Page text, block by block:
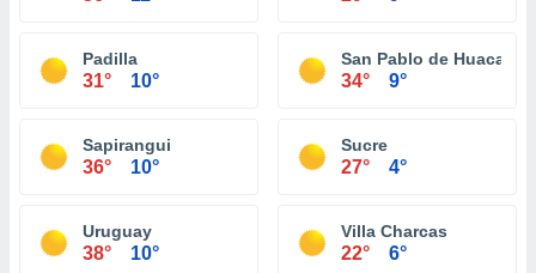
Padilla
31° 10°
San Pablo de Huacareta
34° 9°
Sapirangui
36° 10°
Sucre
27° 4°
Uruguay
38° 10°
Villa Charcas
22° 6°